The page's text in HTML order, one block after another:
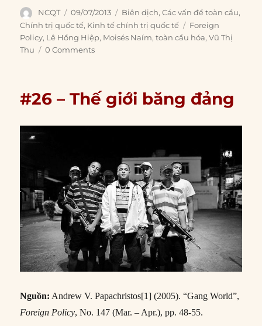
Author
NCQT
Posted
on
09/07/2013 Categories
Biên dịch,Các vấn đề toàn cầu,
Chính trị quốc tế, Kinh tế chính trị quốc tế Tags
Foreign
Policy, Lê Hồng Hiệp, Moisés Naím,toàn cầu hóa,Vũ Thị
Thu
0 Comments
#26 – Thế giới băng đảng
Nguồn: Andrew V. Papachristos[1] (2005). “Gang World”,
Foreign Policy, No. 147 (Mar. – Apr.), pp. 48-55.